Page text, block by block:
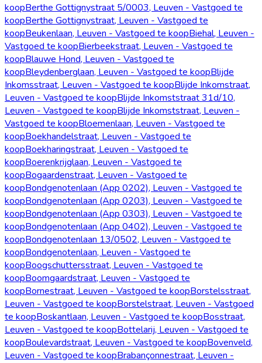
koopBerthe Gottignystraat 5/0003, Leuven - Vastgoed te
koopBerthe Gottignystraat, Leuven - Vastgoed te
koopBeukenlaan, Leuven - Vastgoed te koopBiehal, Leuven -
Vastgoed te koopBierbeekstraat, Leuven - Vastgoed te
koopBlauwe Hond, Leuven - Vastgoed te
koopBleydenberglaan, Leuven - Vastgoed te koopBlijde
Inkomsstraat, Leuven - Vastgoed te koopBlijde Inkomstraat,
Leuven - Vastgoed te koopBlijde Inkomststraat 31d/10,
Leuven - Vastgoed te koopBlijde Inkomststraat, Leuven -
Vastgoed te koopBloemenlaan, Leuven - Vastgoed te
koopBoekhandelstraat, Leuven - Vastgoed te
koopBoekharingstraat, Leuven - Vastgoed te
koopBoerenkrijglaan, Leuven - Vastgoed te
koopBogaardenstraat, Leuven - Vastgoed te
koopBondgenotenlaan (App 0202), Leuven - Vastgoed te
koopBondgenotenlaan (App 0203), Leuven - Vastgoed te
koopBondgenotenlaan (App 0303), Leuven - Vastgoed te
koopBondgenotenlaan (App 0402), Leuven - Vastgoed te
koopBondgenotenlaan 13/0502, Leuven - Vastgoed te
koopBondgenotenlaan, Leuven - Vastgoed te
koopBoogschuttersstraat, Leuven - Vastgoed te
koopBoomgaardstraat, Leuven - Vastgoed te
koopBornestraat, Leuven - Vastgoed te koopBorstelsstraat,
Leuven - Vastgoed te koopBorstelstraat, Leuven - Vastgoed
te koopBoskantlaan, Leuven - Vastgoed te koopBosstraat,
Leuven - Vastgoed te koopBottelarij, Leuven - Vastgoed te
koopBoulevardstraat, Leuven - Vastgoed te koopBovenveld,
Leuven - Vastgoed te koopBrabançonnestraat, Leuven -